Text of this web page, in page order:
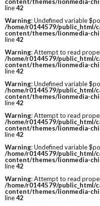
content/themes/lionmedia-
line42
Warning: Undefined variable
/home/r0144579/public_html/
content/themes/lionmedia-
line42
Warning: Attempt to read
/home/r0144579/public_html/
content/themes/lionmedia-
line42
Warning: Undefined variable
/home/r0144579/public_html/
content/themes/lionmedia-
line42
Warning: Attempt to read
/home/r0144579/public_html/
content/themes/lionmedia-
line42
Warning: Undefined variable
/home/r0144579/public_html/
content/themes/lionmedia-
line42
Warning: Attempt to read
/home/r0144579/public_html/
content/themes/lionmedia-
line42